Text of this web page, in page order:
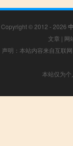
Copyright © 2012 - 2026
文章 | 网
声明：本站内容来自互联
本站仅为